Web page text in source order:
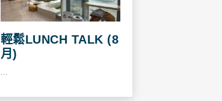
輕鬆LUNCH TALK (8
月)